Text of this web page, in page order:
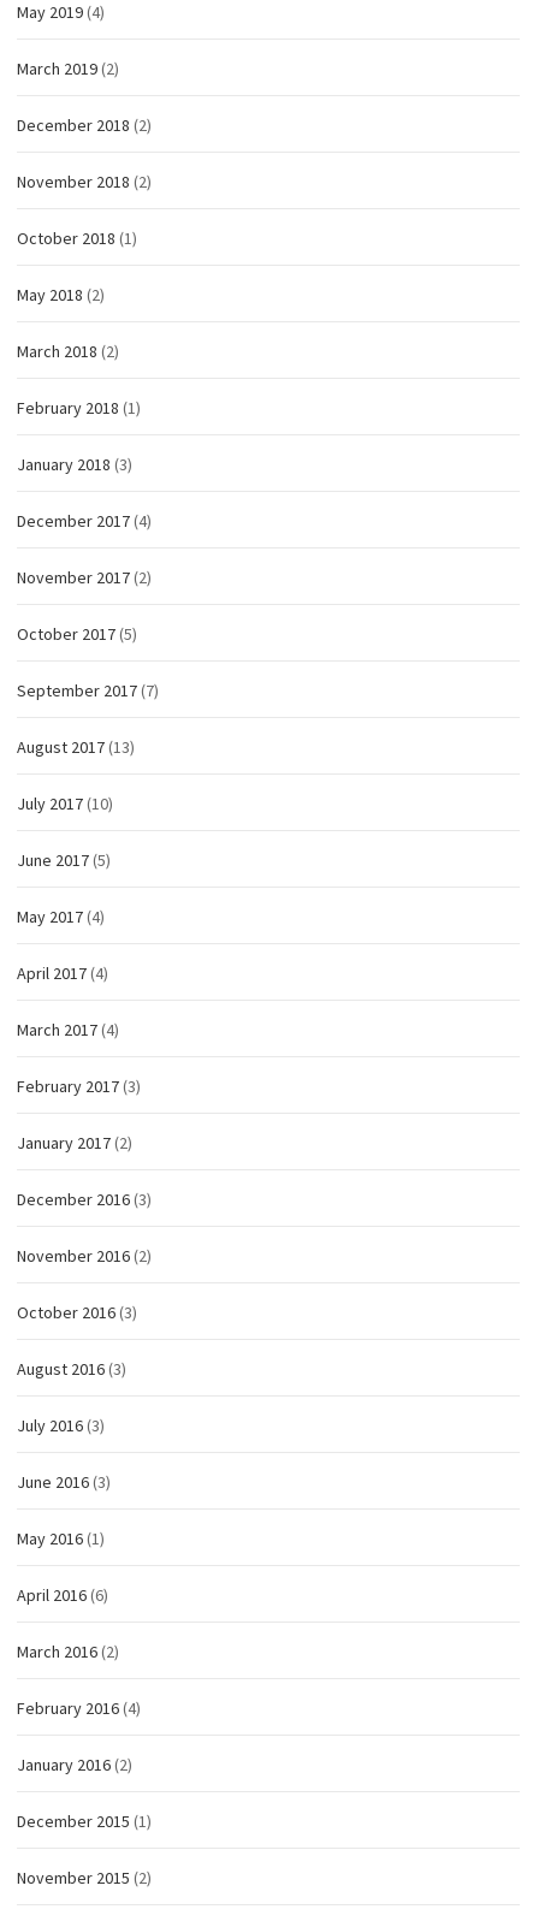
May 2019(4)
March 2019(2)
December 2018 (2)
November 2018 (2)
October 2018 (1)
May 2018 (2)
March 2018 (2)
February 2018 (1)
January 2018 (3)
December 2017(4)
November 2017(2)
October 2017(5)
September 2017(7)
August 2017(13)
July 2017(10)
June 2017(5)
May 2017(4)
April 2017(4)
March 2017(4)
February 2017(3)
January 2017(2)
December 2016(3)
November 2016(2)
October 2016(3)
August 2016(3)
July 2016(3)
June 2016(3)
May 2016(1)
April 2016(6)
March 2016(2)
February 2016(4)
January 2016(2)
December 2015 (1)
November 2015 (2)